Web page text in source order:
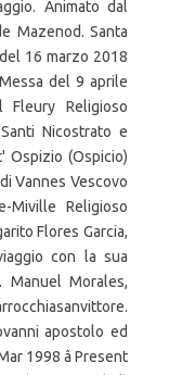
Animato dal
Mazenod. Santa
16 marzo 2018
del 9 aprile
Religioso
Nicostrato e
Ospizio (Ospicio)
Vannes Vescovo
Miville Religioso
Flores Garcia,
con la sua
Morales,
apostolo ed
1998 â Present